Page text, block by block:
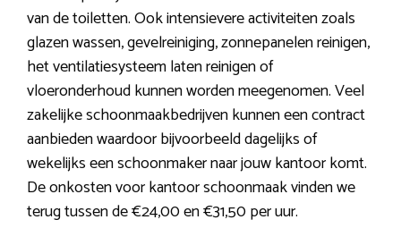
van de toiletten. Ook intensievere activiteiten zoals
glazen wassen, gevelreiniging, zonnepanelen reinigen,
het ventilatiesysteem laten reinigen of
vloeronderhoud kunnen worden meegenomen. Veel
zakelijke schoonmaakbedrijven kunnen een contract
aanbieden waardoor bijvoorbeeld dagelijks of
wekelijks een schoonmaker naar jouw kantoor komt.
De onkosten voor kantoor schoonmaak vinden we
terug tussen de €24,00 en €31,50 per uur.